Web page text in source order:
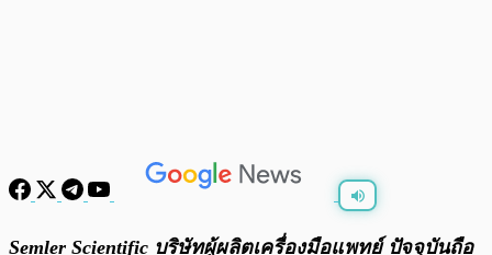
0:00/ 0:00
Semler Scientific บริษัทผู้ผลิตเครื่องมือแพทย์ ปัจจุบันถือ